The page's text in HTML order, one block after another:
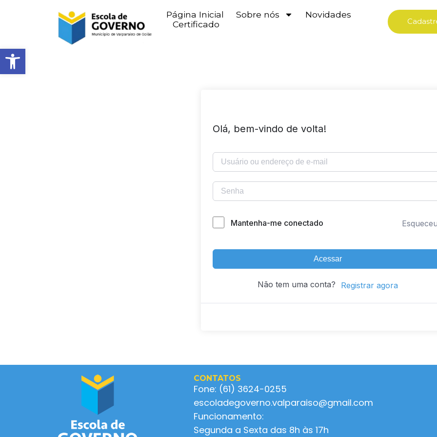
Abrir barra de ferramentas
Página Inicial Sobre nós
Novidades
Certificado
Olá, bem-vindo de volta!
Mantenha-me conectado
Acessar
Não tem uma conta? Registrar agora
CONTATOS
Fone: (61) 3624-0255
escoladegoverno.valparaiso@gmail.com
Funcionamento:
Segunda a Sexta das 8h às 17h